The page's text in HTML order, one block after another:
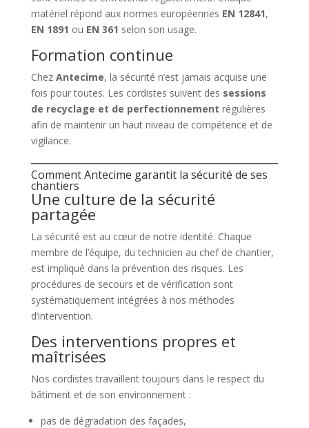
matériel répond aux normes européennes EN 12841,
EN 1891 ou EN 361 selon son usage.
Formation continue
Chez Antecime, la sécurité n’est jamais acquise une
fois pour toutes. Les cordistes suivent des sessions
de recyclage et de perfectionnement régulières
afin de maintenir un haut niveau de compétence et de
vigilance.
Comment Antecime garantit la sécurité de ses
chantiers
Une culture de la sécurité
partagée
La sécurité est au cœur de notre identité. Chaque
membre de l’équipe, du technicien au chef de chantier,
est impliqué dans la prévention des risques. Les
procédures de secours et de vérification sont
systématiquement intégrées à nos méthodes
d’intervention.
Des interventions propres et
maîtrisées
Nos cordistes travaillent toujours dans le respect du
bâtiment et de son environnement :
pas de dégradation des façades,